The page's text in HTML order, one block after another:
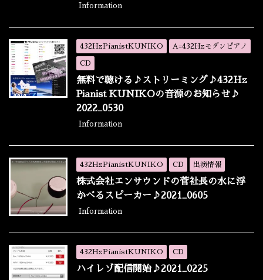
Information
432HzPianistKUNIKO A=432Hzモダンピアノ
CD
無料で聴ける♪ストリーミング♪432Hz
Pianist KUNIKOの音源のお知らせ♪
2022_0530
Information
432HzPianistKUNIKO CD 出演情報
株式会社エンサウンドの菅社長の水に浮
かべるスピーカー♪2021_0605
Information
432HzPianistKUNIKO CD
ハイレゾ配信開始♪2021_0225